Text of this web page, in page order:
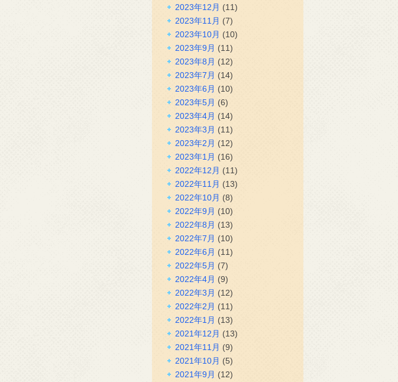
2023年12月 (11)
2023年11月 (7)
2023年10月 (10)
2023年9月 (11)
2023年8月 (12)
2023年7月 (14)
2023年6月 (10)
2023年5月 (6)
2023年4月 (14)
2023年3月 (11)
2023年2月 (12)
2023年1月 (16)
2022年12月 (11)
2022年11月 (13)
2022年10月 (8)
2022年9月 (10)
2022年8月 (13)
2022年7月 (10)
2022年6月 (11)
2022年5月 (7)
2022年4月 (9)
2022年3月 (12)
2022年2月 (11)
2022年1月 (13)
2021年12月 (13)
2021年11月 (9)
2021年10月 (5)
2021年9月 (12)